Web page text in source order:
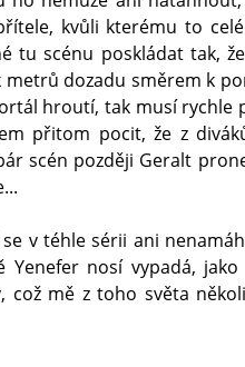
kvůli kterému to
tu scénu poskládat tak,
dozadu směrem k
hroutí, tak musí rychle
přitom pocit, že z
scén později Geralt
v téhle sérii ani
nosí vypadá,
což mě z toho světa